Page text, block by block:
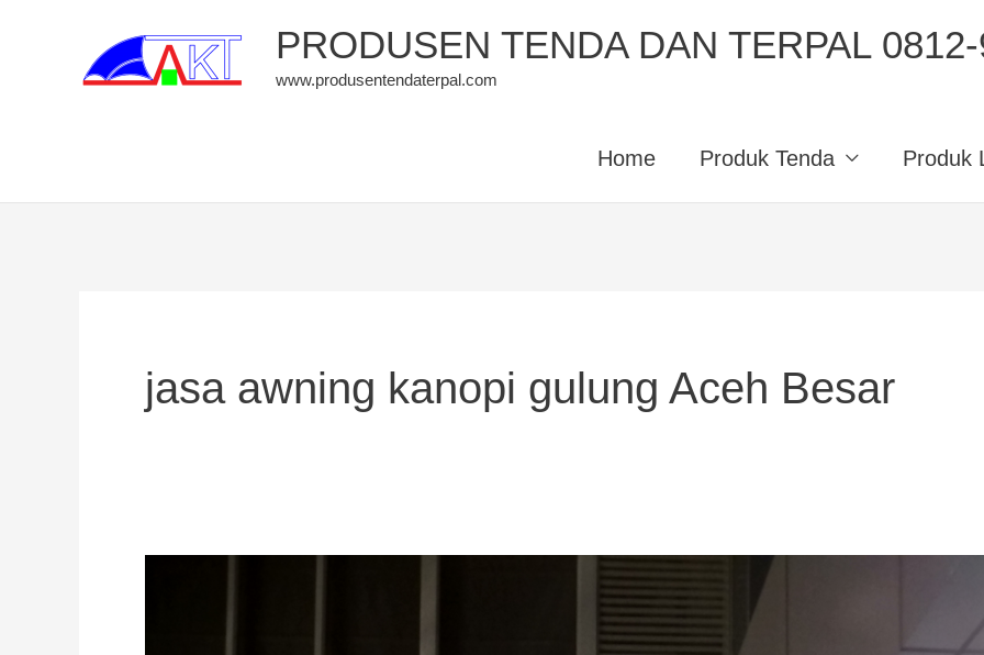
PRODUSEN TENDA DAN TERPAL
www.produsentendaterpal.com
Home Produk Tenda Produk
jasa awning kanopi gulung Aceh Besar